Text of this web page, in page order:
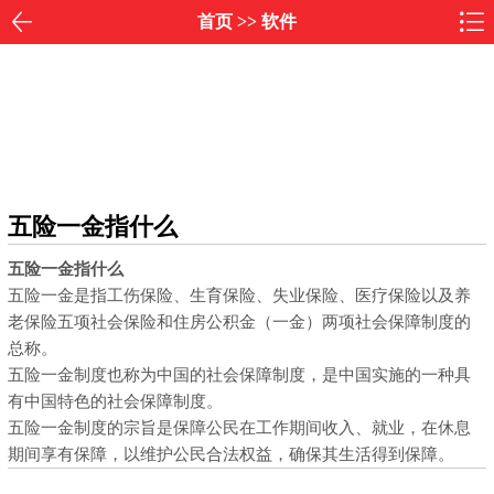
首页>> 软件
五险一金指什么
五险一金指什么
五险一金是指工伤保险、生育保险、失业保险、医疗保险以及养
老保险五项社会保险和住房公积金（一金）两项社会保障制度的
总称。
五险一金制度也称为中国的社会保障制度，是中国实施的一种具
有中国特色的社会保障制度。
五险一金制度的宗旨是保障公民在工作期间收入、就业，在休息
期间享有保障，以维护公民合法权益，确保其生活得到保障。